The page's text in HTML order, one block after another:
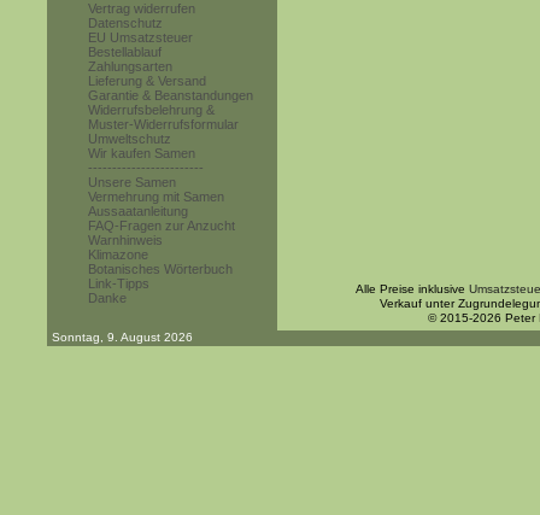
Vertrag widerrufen
Datenschutz
EU Umsatzsteuer
Bestellablauf
Zahlungsarten
Lieferung & Versand
Garantie & Beanstandungen
Widerrufsbelehrung &
Muster-Widerrufsformular
Umweltschutz
Wir kaufen Samen
------------------------
Unsere Samen
Vermehrung mit Samen
Aussaatanleitung
FAQ-Fragen zur Anzucht
Warnhinweis
Klimazone
Botanisches Wörterbuch
Link-Tipps
Danke
Alle Preise inklusive
Verkauf unter
© 2015-2026 Peter
Sonntag, 9. August 2026